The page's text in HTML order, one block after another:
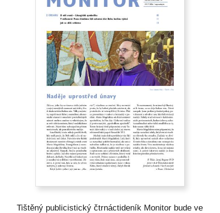
Tištěný publicistický čtrnáctideník Monitor bude ve